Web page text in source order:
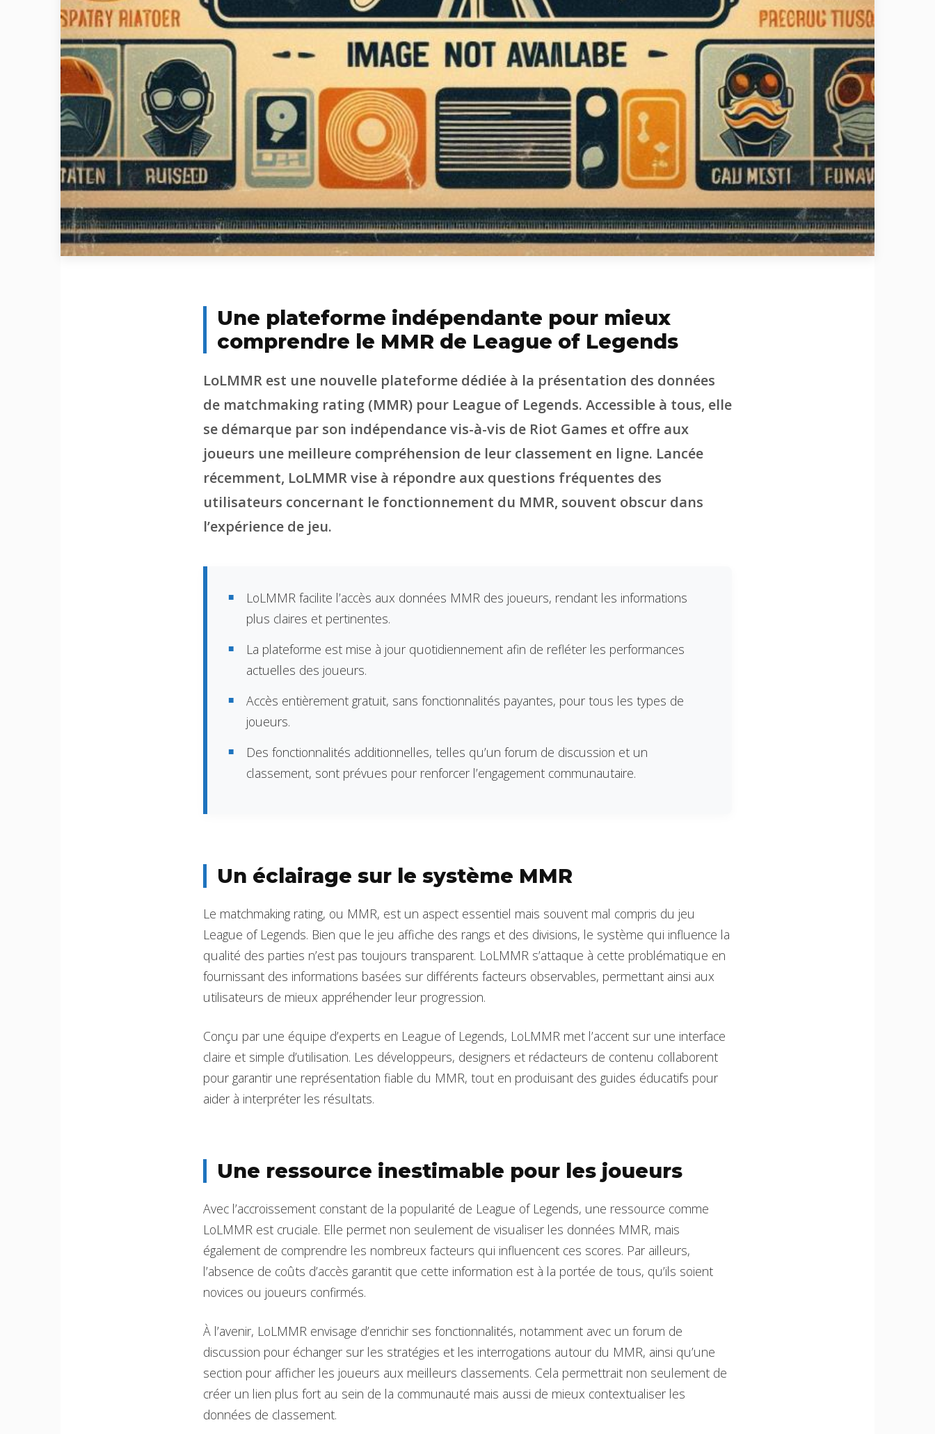
Une plateforme indépendante pour mieux
comprendre le MMR de League of Legends
LoLMMR est une nouvelle plateforme dédiée à la présentation des données
de matchmaking rating (MMR) pour League of Legends. Accessible à tous, elle
se démarque par son indépendance vis-à-vis de Riot Games et offre aux
joueurs une meilleure compréhension de leur classement en ligne. Lancée
récemment, LoLMMR vise à répondre aux questions fréquentes des
utilisateurs concernant le fonctionnement du MMR, souvent obscur dans
l’expérience de jeu.
LoLMMR facilite l’accès aux données MMR des joueurs, rendant les informations
plus claires et pertinentes.
La plateforme est mise à jour quotidiennement afin de refléter les performances
actuelles des joueurs.
Accès entièrement gratuit, sans fonctionnalités payantes, pour tous les types de
joueurs.
Des fonctionnalités additionnelles, telles qu’un forum de discussion et un
classement, sont prévues pour renforcer l’engagement communautaire.
Un éclairage sur le système MMR
Le matchmaking rating, ou MMR, est un aspect essentiel mais souvent mal compris du jeu
League of Legends. Bien que le jeu affiche des rangs et des divisions, le système qui influence la
qualité des parties n’est pas toujours transparent. LoLMMR s’attaque à cette problématique en
fournissant des informations basées sur différents facteurs observables, permettant ainsi aux
utilisateurs de mieux appréhender leur progression.
Conçu par une équipe d’experts en League of Legends, LoLMMR met l’accent sur une interface
claire et simple d’utilisation. Les développeurs, designers et rédacteurs de contenu collaborent
pour garantir une représentation fiable du MMR, tout en produisant des guides éducatifs pour
aider à interpréter les résultats.
Une ressource inestimable pour les joueurs
Avec l’accroissement constant de la popularité de League of Legends, une ressource comme
LoLMMR est cruciale. Elle permet non seulement de visualiser les données MMR, mais
également de comprendre les nombreux facteurs qui influencent ces scores. Par ailleurs,
l’absence de coûts d’accès garantit que cette information est à la portée de tous, qu’ils soient
novices ou joueurs confirmés.
À l’avenir, LoLMMR envisage d’enrichir ses fonctionnalités, notamment avec un forum de
discussion pour échanger sur les stratégies et les interrogations autour du MMR, ainsi qu’une
section pour afficher les joueurs aux meilleurs classements. Cela permettrait non seulement de
créer un lien plus fort au sein de la communauté mais aussi de mieux contextualiser les
données de classement.